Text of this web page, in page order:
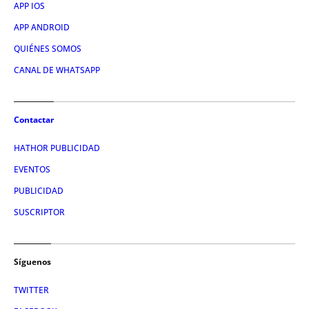
APP IOS
APP ANDROID
QUIÉNES SOMOS
CANAL DE WHATSAPP
Contactar
HATHOR PUBLICIDAD
EVENTOS
PUBLICIDAD
SUSCRIPTOR
Síguenos
TWITTER